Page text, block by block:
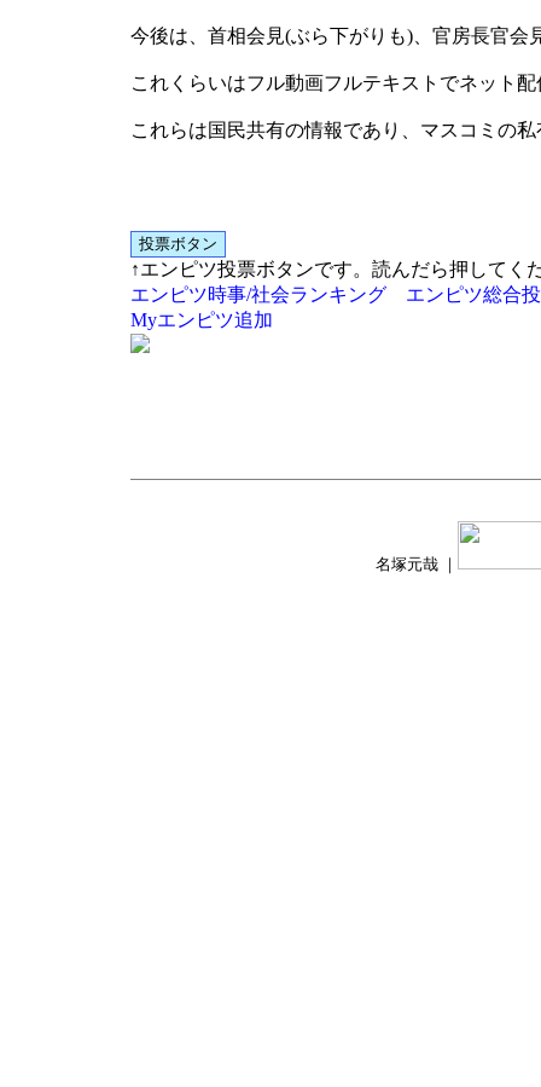
今後は、首相会見(ぶら下がりも)、官房長官会
これくらいはフル動画フルテキストでネット
これらは国民共有の情報であり、マスコミの
↑エンピツ投票ボタンです。読んだら押してく
エンピツ時事/社会ランキング
エンピツ総合
Myエンピツ追加
名塚元哉 ｜